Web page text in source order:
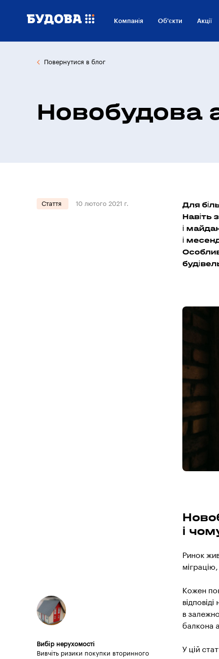
Компанія Об'єкти Акції
Повернутися в блог
Новобудова
Стаття 10 лютого 2021 г.
Для
Навіть
і
і
Вибір нерухомості
Вивчіть ризики покупки вторинного
і
Ринок
Кожен
в
балкона
У цій